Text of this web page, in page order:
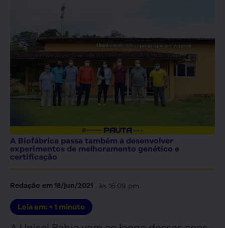
A Biofábrica passa também a desenvolver
experimentos de melhoramento genético e
certificação
Redação em18/jun/2021 , às 16:09 pm
Leia em: < 1 minuto